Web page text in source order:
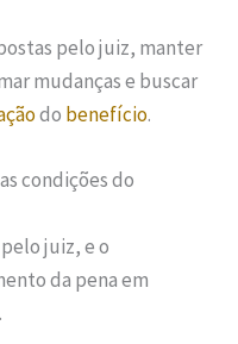
pelo juiz, manter
mudanças e buscar
do benefício.
condições do
juiz, e o
da pena em